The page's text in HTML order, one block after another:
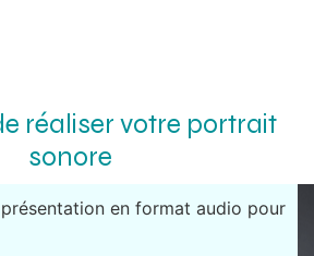
réaliser votre portrait
sonore
en format audio pour